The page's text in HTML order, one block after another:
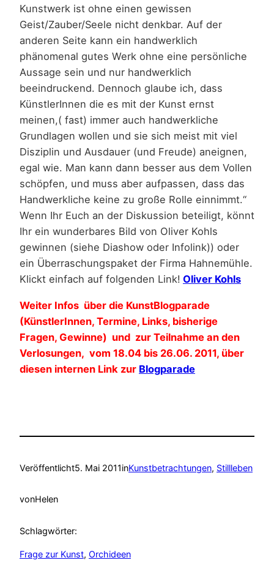
Kunstwerk ist ohne einen gewissen
Geist/Zauber/Seele nicht denkbar. Auf der
anderen Seite kann ein handwerklich
phänomenal gutes Werk ohne eine persönliche
Aussage sein und nur handwerklich
beeindruckend. Dennoch glaube ich, dass
KünstlerInnen die es mit der Kunst ernst
meinen,( fast) immer auch handwerkliche
Grundlagen wollen und sie sich meist mit viel
Disziplin und Ausdauer (und Freude) aneignen,
egal wie. Man kann dann besser aus dem Vollen
schöpfen, und muss aber aufpassen, dass das
Handwerkliche keine zu große Rolle einnimmt.“
Wenn Ihr Euch an der Diskussion beteiligt, könnt
Ihr ein wunderbares Bild von Oliver Kohls
gewinnen (siehe Diashow oder Infolink)) oder
ein Überraschungspaket der Firma Hahnemühle.
Klickt einfach auf folgenden Link! Oliver Kohls
Weiter Infos über die KunstBlogparade
(KünstlerInnen, Termine, Links, bisherige
Fragen, Gewinne) und zur Teilnahme an den
Verlosungen, vom 18.04 bis 26.06. 2011, über
diesen internen Link zur Blogparade
Veröffentlicht5. Mai 2011inKunstbetrachtungen, Stillleben
vonHelen
Schlagwörter:
Frage zur Kunst, Orchideen